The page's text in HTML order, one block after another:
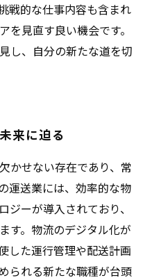
戦的な仕事内容も含まれ
を見直す良い機会です。
し、自分の新たな道を切
来に迫る
かせない存在であり、常
運送業には、効率的な物
ジーが導入されており、
す。物流のデジタル化が
した運行管理や配送計画
られる新たな職種が台頭